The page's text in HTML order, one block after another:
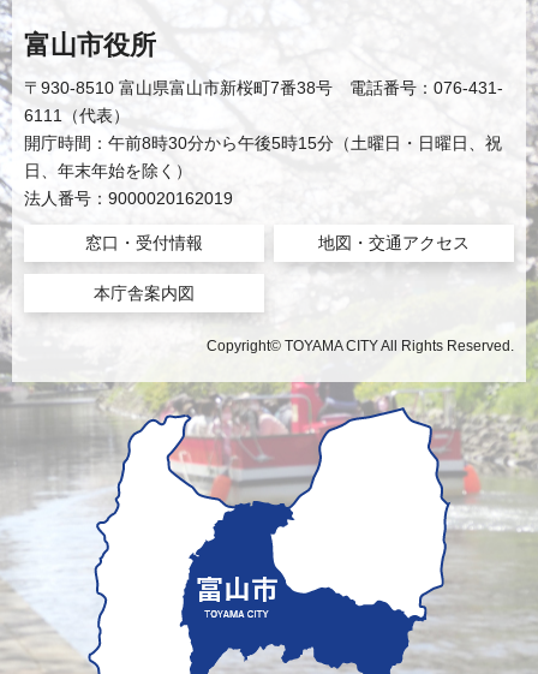
富山市役所
〒930-8510 富山県富山市新桜町7番38号 電話番号：076-431-
6111（代表）
開庁時間：午前8時30分から午後5時15分（土曜日・日曜日、祝
日、年末年始を除く）
法人番号：9000020162019
窓口・受付情報 地図・交通アクセス
本庁舎案内図
Copyright© TOYAMA CITY All Rights Reserved.